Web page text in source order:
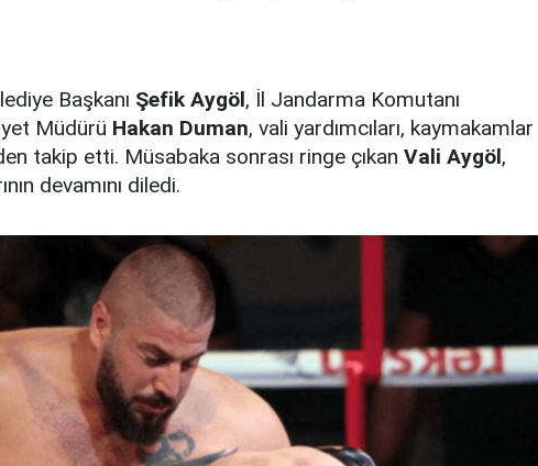
Başkanı Şefik Aygöl, İl Jandarma Komutanı
Müdürü Hakan Duman, vali yardımcıları, kaymakamlar
takip etti. Müsabaka sonrası ringe çıkan Vali Aygöl,
devamını diledi.